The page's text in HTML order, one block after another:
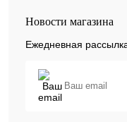
Новости магазина
Ежедневная